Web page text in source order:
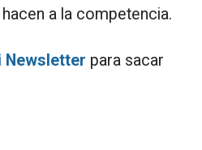
a la competencia.
Newsletter para sacar